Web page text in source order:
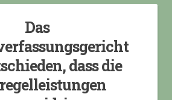
Das
dass die